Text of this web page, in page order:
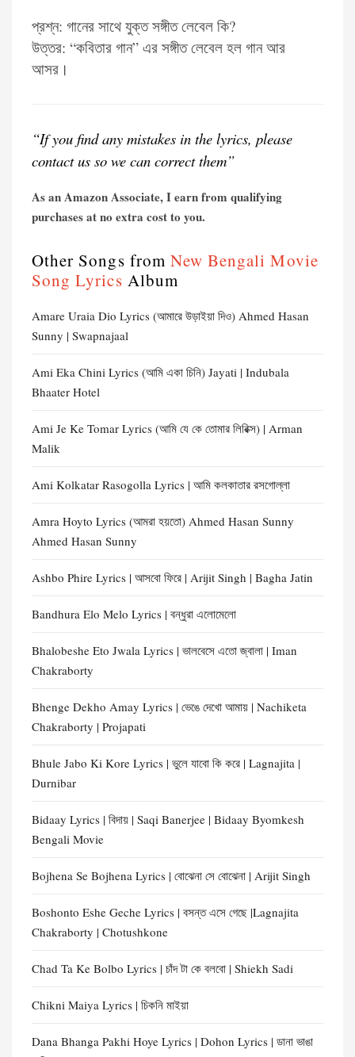
প্রশ্ন: গানের সাথে যুক্ত সঙ্গীত লেবেল কি?
উত্তর: “কবিতার গান” এর সঙ্গীত লেবেল হল গান আর
আসর।
“If you find any mistakes in the lyrics, please
contact us so we can correct them”
As an Amazon Associate, I earn from qualifying
purchases at no extra cost to you.
Other Songs from New Bengali Movie
Song Lyrics Album
Amare Uraia Dio Lyrics (আমারে উড়াইয়া দিও) Ahmed Hasan
Sunny | Swapnajaal
Ami Eka Chini Lyrics (আমি একা চিনি) Jayati | Indubala
Bhaater Hotel
Ami Je Ke Tomar Lyrics (আমি যে কে তোমার লিরিক্স) | Arman
Malik
Ami Kolkatar Rasogolla Lyrics | আমি কলকাতার রসগোল্লা
Amra Hoyto Lyrics (আমরা হয়তো) Ahmed Hasan Sunny
Ahmed Hasan Sunny
Ashbo Phire Lyrics | আসবো ফিরে | Arijit Singh | Bagha Jatin
Bandhura Elo Melo Lyrics | বন্ধুরা এলোমেলো
Bhalobeshe Eto Jwala Lyrics | ভালবেসে এতো জ্বালা | Iman
Chakraborty
Bhenge Dekho Amay Lyrics | ভেঙে দেখো আমায় | Nachiketa
Chakraborty | Projapati
Bhule Jabo Ki Kore Lyrics | ভুলে যাবো কি করে | Lagnajita |
Durnibar
Bidaay Lyrics | বিদায় | Saqi Banerjee | Bidaay Byomkesh
Bengali Movie
Bojhena Se Bojhena Lyrics | বোঝেনা সে বোঝেনা | Arijit Singh
Boshonto Eshe Geche Lyrics | বসন্ত এসে গেছে |Lagnajita
Chakraborty | Chotushkone
Chad Ta Ke Bolbo Lyrics | চাঁদ টা কে বলবো | Shiekh Sadi
Chikni Maiya Lyrics | চিকনি মাইয়া
Dana Bhanga Pakhi Hoye Lyrics | Dohon Lyrics | ডানা ভাঙা